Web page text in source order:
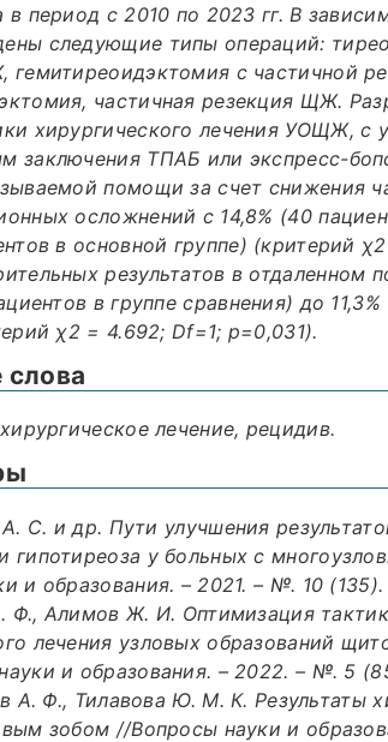
в период с 2010 по 2023 гг. В
следующие типы операций:
гемитиреоидэктомия с частичной
частичная резекция ЩЖ.
хирургического лечения УОЩЖ, с
заключения ТПАБ или экспресс-
помощи за счет снижения
осложнений с 14,8% (40
в основной группе) (критерий
результатов в отдаленном
в группе сравнения) до
χ2 = 4.692; Df=1; p=0,031).
лечение, рецидив.
С. и др. Пути улучшения
гипотиреоза у больных с
и образования. – 2021. – №. 10
Ф., Алимов Ж. И. Оптимизация
лечения узловых образований
и образования. – 2022. – №. 5
А. Ф., Тилавова Ю. М. К. Результаты
зобом //Вопросы науки и